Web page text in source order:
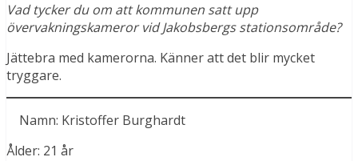
Vad tycker du om att kommunen satt upp
övervakningskameror vid Jakobsbergs stationsområde?
Jättebra med kamerorna. Känner att det blir mycket
tryggare.
Namn: Kristoffer Burghardt
Ålder: 21 år